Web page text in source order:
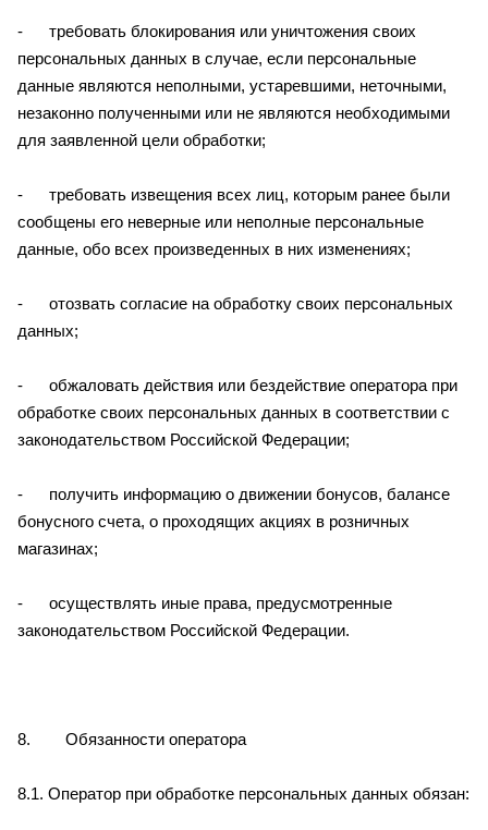
- требовать блокирования или уничтожения своих
персональных данных в случае, если персональные
данные являются неполными, устаревшими, неточными,
незаконно полученными или не являются необходимыми
для заявленной цели обработки;
- требовать извещения всех лиц, которым ранее были
сообщены его неверные или неполные персональные
данные, обо всех произведенных в них изменениях;
- отозвать согласие на обработку своих персональных
данных;
- обжаловать действия или бездействие оператора при
обработке своих персональных данных в соответствии с
законодательством Российской Федерации;
- получить информацию о движении бонусов, балансе
бонусного счета, о проходящих акциях в розничных
магазинах;
- осуществлять иные права, предусмотренные
законодательством Российской Федерации.
8. Обязанности оператора
8.1. Оператор при обработке персональных данных обязан: